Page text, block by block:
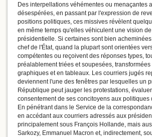
Des interpellations véhémentes ou menaçantes
désespérées, en passant par l'expression de
positions politiques, ces missives révèlent
en même temps qu'elles véhiculent une vision
présidentielle. Si certaines sont bien
chef de l'État, quand la plupart sont orientées
compétentes ou reçoivent des réponses types,
préalablement triées et soupesées, transformées
graphiques et en tableaux. Les courriers jugés
deviennent l'une des fenêtres par lesquelles un
République peut jauger les protestations,
consentement de ses concitoyens aux politiques
En pénétrant dans le Service de la
en accédant aux courriers adressés aux
principalement sous François Hollande, mais
Sarkozy, Emmanuel Macron et, indirectement,